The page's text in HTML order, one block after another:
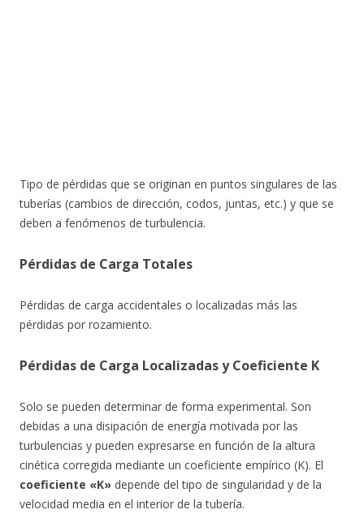
Tipo de pérdidas que se originan en puntos singulares de las
tuberías (cambios de dirección, codos, juntas, etc.) y que se
deben a fenómenos de turbulencia.
Pérdidas de Carga Totales
Pérdidas de carga accidentales o localizadas más las
pérdidas por rozamiento.
Pérdidas de Carga Localizadas y Coeficiente K
Solo se pueden determinar de forma experimental. Son
debidas a una disipación de energía motivada por las
turbulencias y pueden expresarse en función de la altura
cinética corregida mediante un coeficiente empírico (K). El
coeficiente «K» depende del tipo de singularidad y de la
velocidad media en el interior de la tubería.